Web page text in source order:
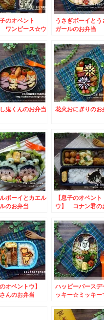
子のオベント
ワンピース☆ウ
うさぎボーイとう
ガールのお弁当
鬼くんのお弁当 花火おにぎりのお
ボーイとカエル
のお弁当
【息子のオベント
ウ】 コナン君の
のオベントウ】
んのお弁当
ハッピーバースデ
ッキー☆ミッキー